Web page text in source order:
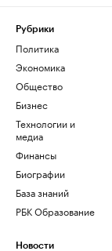
Рубрики
Политика
Экономика
Общество
Бизнес
Технологии и
медиа
Финансы
Биографии
База знаний
РБК Образование
Новости